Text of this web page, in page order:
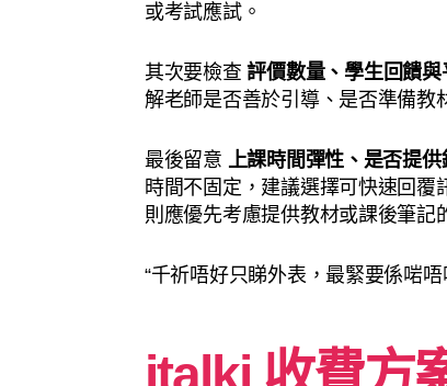
或考試應試。
其次要檢查評價數量、學生回饋與
解老師是否善於引導、是否準備教
最後留意 上課時間彈性、是否提
時間不固定，建議選擇可快速回覆
則應優先考慮提供教材或課後筆記
“千祈唔好只睇外表，最緊要係啱唔